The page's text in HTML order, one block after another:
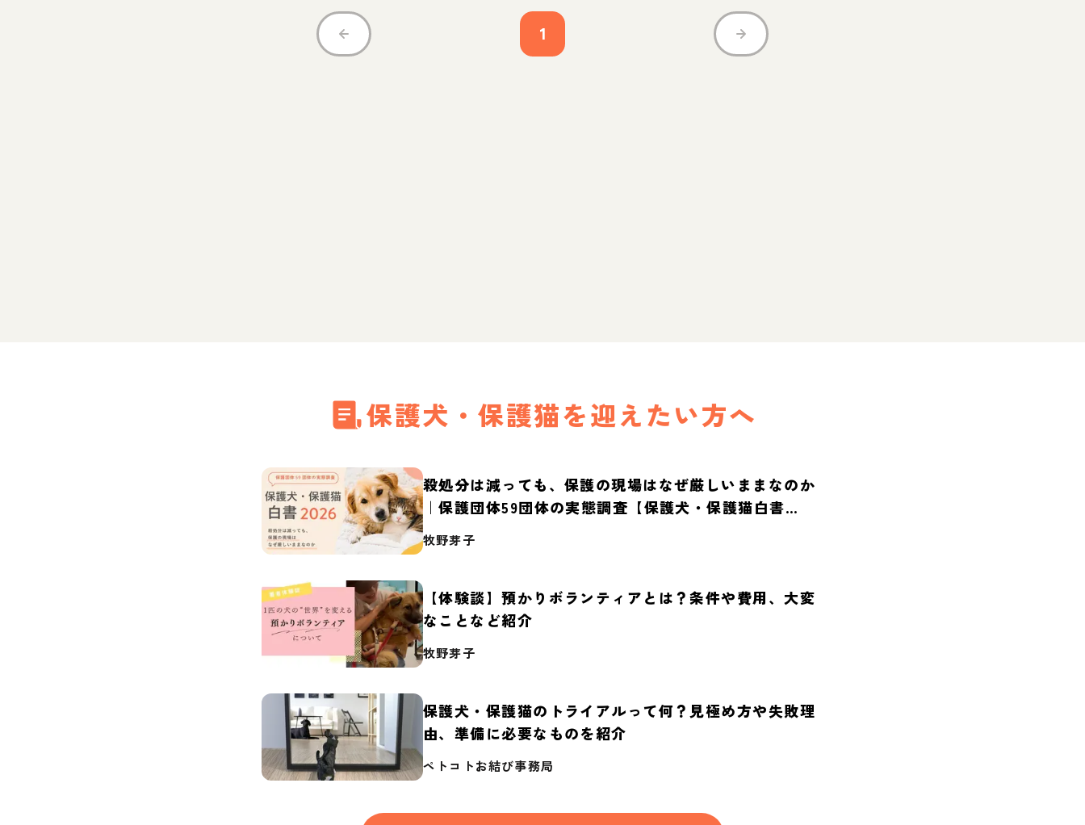
1
保護犬・保護猫を迎えたい方へ
殺処分は減っても、保護の現場はなぜ厳しいままなのか
｜保護団体59団体の実態調査【保護犬・保護猫白書
2026】
牧野芽子
【体験談】預かりボランティアとは？条件や費用、大変
なことなど紹介
牧野芽子
保護犬・保護猫のトライアルって何？見極め方や失敗理
由、準備に必要なものを紹介
ペトコトお結び事務局